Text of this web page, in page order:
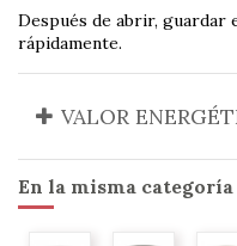
Después de abrir,
rápidamente.
VALOR
En la misma categoría